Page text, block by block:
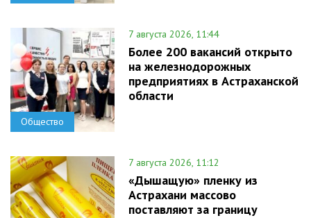
Общество
7 августа 2026, 11:44
Более 200 вакансий открыто
на железнодорожных
предприятиях в Астраханской
области
7 августа 2026, 11:12
«Дышащую» пленку из
Астрахани массово
поставляют за границу